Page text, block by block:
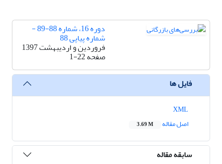
دوره 16، شماره 88-89 -
شماره پیاپی 88
فروردین و اردیبهشت 1397
صفحه1-22
فایل ها
اصل مقاله
3.69 M
سابقه مقاله